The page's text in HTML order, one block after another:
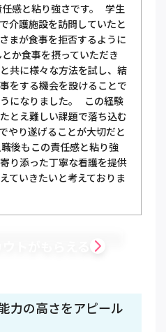
任感と粘り強さです。 学生
介護施設を訪問していたと
まが食事を拒否するように
か食事を摂っていただき
共に様々な方法を試し、結
をする機会を設けることで
になりました。 この経験
とえ難しい課題で落ち込む
やり遂げることが大切だと
後もこの責任感と粘り強
り添った丁寧な看護を提供
ていきたいと考えておりま
力の高さをアピール